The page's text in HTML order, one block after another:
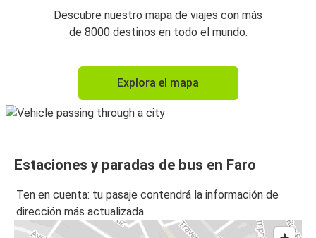
Faro
Huelva
Huelva
Descubre nuestro mapa de viajes con más
de 8000 destinos en todo el mundo.
Explora el mapa
Estaciones y paradas de bus en Faro
Ten en cuenta: tu pasaje contendrá la información de
dirección más actualizada.